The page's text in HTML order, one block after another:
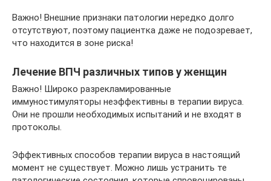
Важно! Внешние признаки патологии нередко долго
отсутствуют, поэтому пациентка даже не подозревает,
что находится в зоне риска!
Лечение ВПЧ различных типов у женщин
Важно! Широко разрекламированные
иммуностимуляторы неэффективны в терапии вируса.
Они не прошли необходимых испытаний и не входят в
протоколы.
Эффективных способов терапии вируса в настоящий
момент не существует. Можно лишь устранить те